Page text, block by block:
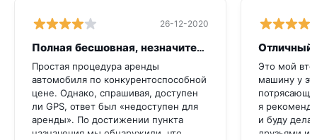
26-12-2020
Полная бесшовная, незначительная икот
Простая процедура аренды
автомобиля по конкурентоспособной
цене. Однако, спрашивая, доступен
ли GPS, ответ был «недоступен для
аренды». По достижении пункта
назначения мы обнаружили, что
Отличный
Это мой
машину у
я
и буду
друзьями и